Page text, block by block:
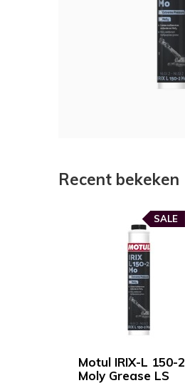
Recent bekeken
Motul IRIX-L 150-2
Moly Grease LS
SALE